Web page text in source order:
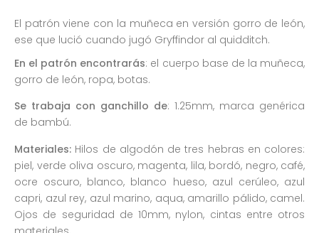
El patrón viene con la muñeca en versión gorro de león,
ese que lució cuando jugó Gryffindor al quidditch.
En el patrón encontrarás: el cuerpo base de la muñeca,
gorro de león, ropa, botas.
Se trabaja con ganchillo de: 1.25mm, marca genérica
de bambú.
Materiales: Hilos de algodón de tres hebras en colores:
piel, verde oliva oscuro, magenta, lila, bordó, negro, café,
ocre oscuro, blanco, blanco hueso, azul cerúleo, azul
capri, azul rey, azul marino, aqua, amarillo pálido, camel.
Ojos de seguridad de 10mm, nylon, cintas entre otros